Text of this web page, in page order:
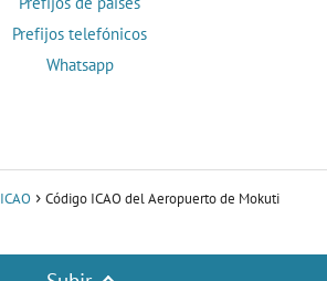
Prefijos telefónicos
Whatsapp
ICAO
Código ICAO del Aeropuerto de Mokuti